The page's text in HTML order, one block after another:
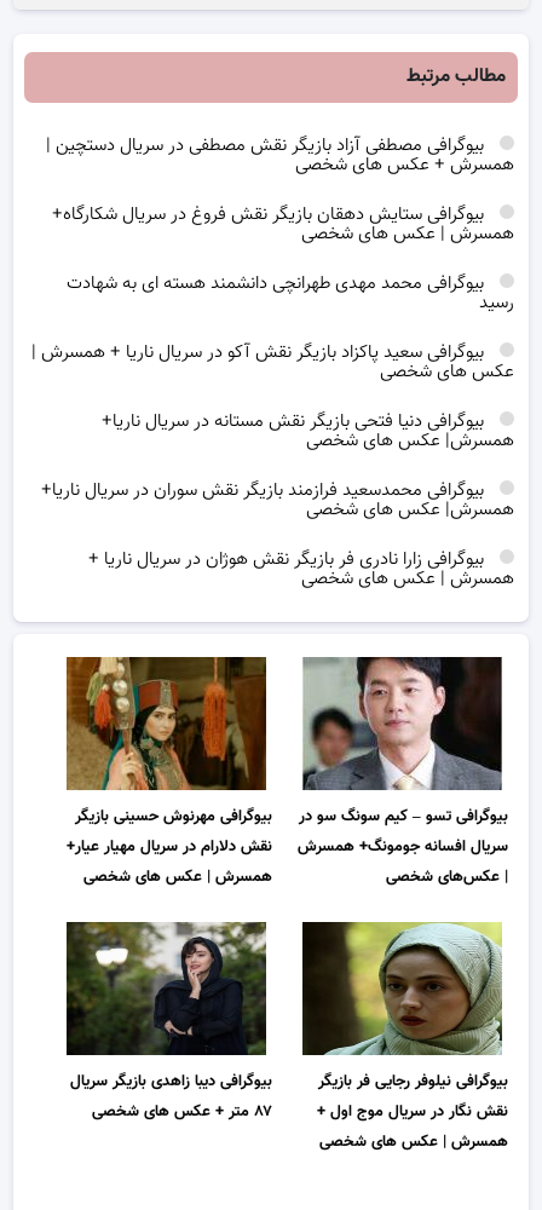
مطالب مرتبط
بیوگرافی مصطفی آزاد بازیگر نقش مصطفی در سریال دستچین |
همسرش + عکس های شخصی
بیوگرافی ستایش دهقان بازیگر نقش فروغ در سریال شکارگاه+
همسرش | عکس های شخصی
بیوگرافی محمد مهدی طهرانچی دانشمند هسته ای به شهادت
رسید
بیوگرافی سعید پاکزاد بازیگر نقش آکو در سریال ناریا + همسرش |
عکس های شخصی
بیوگرافی دنیا فتحی بازیگر نقش مستانه در سریال ناریا+
همسرش| عکس های شخصی
بیوگرافی محمدسعید فرازمند بازیگر نقش سوران در سریال ناریا+
همسرش| عکس های شخصی
بیوگرافی زارا نادری فر بازیگر نقش هوژان در سریال ناریا +
همسرش | عکس های شخصی
بیوگرافی تسو – کیم سونگ سو در
سریال افسانه جومونگ+ همسرش
| عکس‌های شخصی
بیوگرافی مهرنوش حسینی بازیگر
نقش دلارام در سریال مهیار عیار+
همسرش | عکس های شخصی
بیوگرافی نیلوفر رجایی فر بازیگر
نقش نگار در سریال موج اول +
همسرش | عکس های شخصی
بیوگرافی دیبا زاهدی بازیگر سریال
۸۷ متر + عکس های شخصی